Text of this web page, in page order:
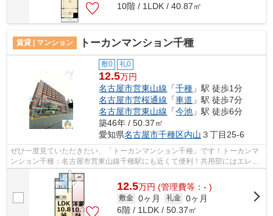
10階 / 1LDK / 40.87㎡
賃貸 | マンション トーカンマンション千種
敷0 礼0
12.5万円
名古屋市営東山線 「千種 」駅 徒歩1分
名古屋市営桜通線 「車道 」駅 徒歩7分
名古屋市営東山線 「今池 」駅 徒歩6分
築46年 / 50.37㎡
愛知県名古屋市千種区内山 ３丁目25-6
ぜひ一度見ていただきたい、「トーカンマンション千種」です！トーカンマ
ンション千種：名古屋市営東山線千種駅にも近くて便利！共用部にはエレベ
ータ・敷地内ごみ置き場などが揃って...
12.5万円 (管理費等：- )
敷金 0ヶ月 礼金 0ヶ月
6階 / 1LDK / 50.37㎡